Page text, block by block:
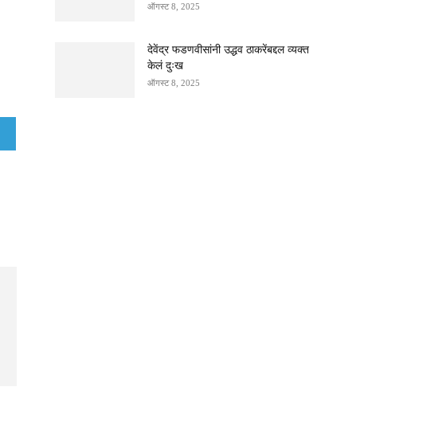
ऑगस्ट 8, 2025
देवेंद्र फडणवीसांनी उद्धव ठाकरेंबद्दल व्यक्त
केलं दुःख
ऑगस्ट 8, 2025